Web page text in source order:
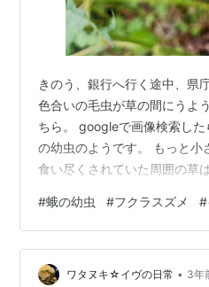
きのう、銀行へ行く途中、県
色合いの毛虫が草の間にうよ
ちら。 googleで画像検索し
の幼虫のようです。 もっと小
食い尽くされていた周囲の草
ます。トゲトゲがあってその
起こすヒスタミンなどが含ま
の名前の由来になった草らし
かったです。 幼虫は派手な色
#蛾の幼虫 #フクラスズメ #
ワタヌキ☆イヴの日常 • 3年